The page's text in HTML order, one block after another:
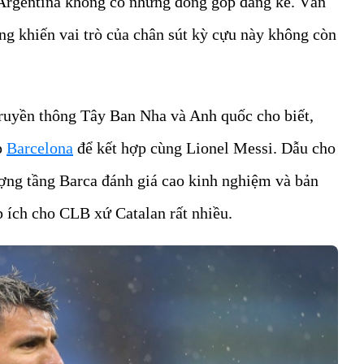
khiến vai trò của chân sút kỳ cựu này không còn
thông Tây Ban Nha và Anh quốc cho biết,
Barcelona để kết hợp cùng Lionel Messi. Dẫu cho
tầng Barca đánh giá cao kinh nghiệm và bản
ích cho CLB xứ Catalan rất nhiều.